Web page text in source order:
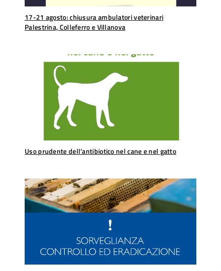
17-21 agosto: chiusura ambulatori veterinari
Palestrina, Colleferro e Villanova
Uso prudente dell’antibiotico nel cane e nel gatto